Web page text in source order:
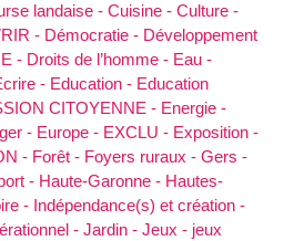
landaise - Cuisine - Culture -
- Démocratie - Développement
- Droits de l’homme - Eau -
- Education - Education
CITOYENNE - Energie -
- Europe - EXCLU - Exposition -
- Forêt - Foyers ruraux - Gers -
- Haute-Garonne - Hautes-
- Indépendance(s) et création -
- Jardin - Jeux - jeux